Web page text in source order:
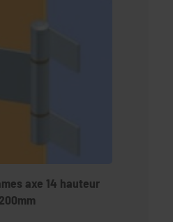
axe 14 hauteur
200mm